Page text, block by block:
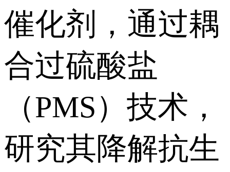
催化剂，通过耦
合过硫酸盐
（PMS）技术，
研究其降解抗生